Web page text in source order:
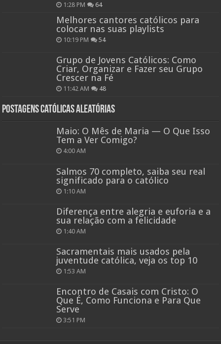
1:28 PM 64
Melhores cantores católicos para
colocar nas suas playlists
10:19 PM 54
Grupo de Jovens Católicos: Como
Criar, Organizar e Fazer seu Grupo
Crescer na Fé
11:42 AM 48
Postagens católicas aleatórias
Maio: O Mês de Maria — O Que Isso
Tem a Ver Comigo?
4:00 AM
Salmos 70 completo, saiba seu real
significado para o católico
1:10 AM
Diferença entre alegria e euforia e a
sua relação com a felicidade
1:40 AM
Sacramentais mais usados pela
juventude católica, veja os top 10
1:53 AM
Encontro de Casais com Cristo: O
Que É, Como Funciona e Para Que
Serve
3:51 PM